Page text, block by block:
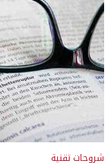
شروحات تقنية